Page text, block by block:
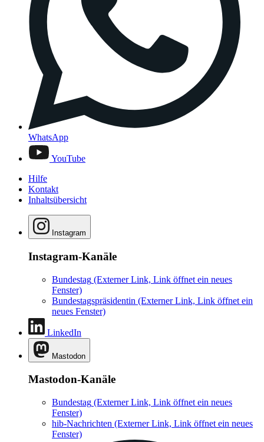
WhatsApp
YouTube
Hilfe
Kontakt
Inhaltsübersicht
Instagram
Instagram-Kanäle
Bundestag (Externer Link, Link öffnet ein neues
Fenster)
Bundestagspräsidentin (Externer Link, Link öffnet ein
neues Fenster)
LinkedIn
Mastodon
Mastodon-Kanäle
Bundestag (Externer Link, Link öffnet ein neues
Fenster)
hib-Nachrichten (Externer Link, Link öffnet ein neues
Fenster)